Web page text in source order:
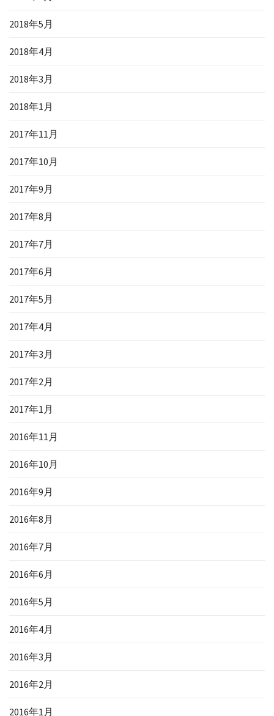
2018年5月
2018年4月
2018年3月
2018年1月
2017年11月
2017年10月
2017年9月
2017年8月
2017年7月
2017年6月
2017年5月
2017年4月
2017年3月
2017年2月
2017年1月
2016年11月
2016年10月
2016年9月
2016年8月
2016年7月
2016年6月
2016年5月
2016年4月
2016年3月
2016年2月
2016年1月